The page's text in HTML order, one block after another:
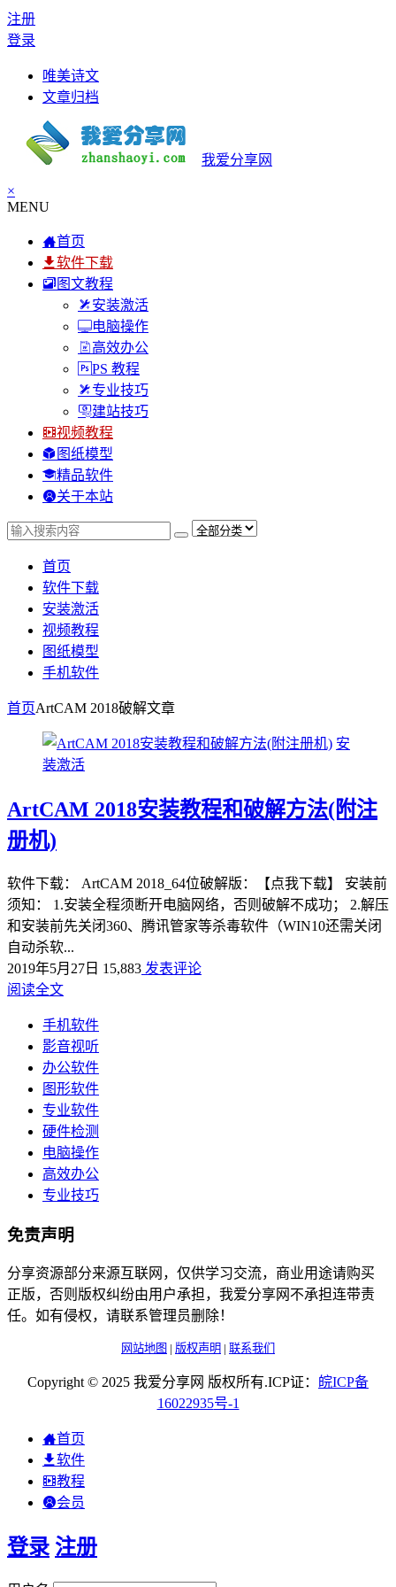
注册
登录
唯美诗文
文章归档
我爱分享网
×
MENU
首页
软件下载
图文教程
安装激活
电脑操作
高效办公
PS 教程
专业技巧
建站技巧
视频教程
图纸模型
精品软件
关于本站
首页
软件下载
安装激活
视频教程
图纸模型
手机软件
首页ArtCAM 2018破解文章
安
装激活
ArtCAM 2018安装教程和破解方法(附注
册机)
软件下载： ArtCAM 2018_64位破解版：【点我下载】 安装前
须知： 1.安装全程须断开电脑网络，否则破解不成功； 2.解压
和安装前先关闭360、腾讯管家等杀毒软件（WIN10还需关闭
自动杀软...
2019年5月27日 15,883 发表评论
阅读全文
手机软件
影音视听
办公软件
图形软件
专业软件
硬件检测
电脑操作
高效办公
专业技巧
免责声明
分享资源部分来源互联网，仅供学习交流，商业用途请购买
正版，否则版权纠纷由用户承担，我爱分享网不承担连带责
任。如有侵权，请联系管理员删除！
网站地图 | 版权声明 | 联系我们
Copyright © 2025 我爱分享网 版权所有.ICP证： 皖ICP备
16022935号-1
首页
软件
教程
会员
登录 注册